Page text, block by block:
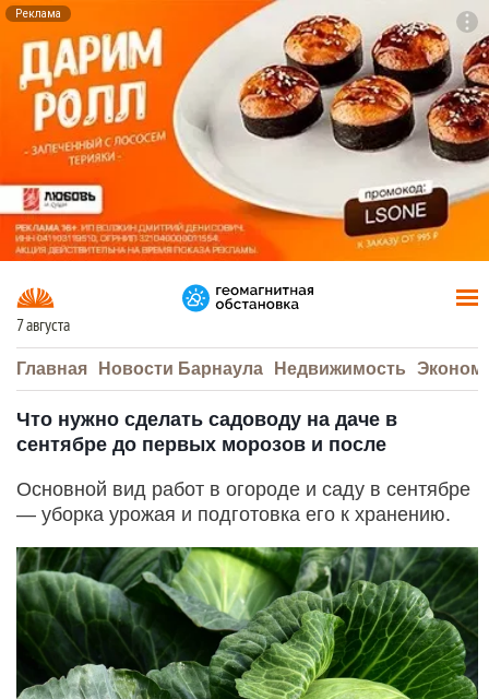
Реклама
7 августа
Главная Новости Барнаула Недвижимость
Что нужно сделать садоводу на даче в
сентябре до первых морозов и после
Основной вид работ в огороде и саду в сентябре
— уборка урожая и подготовка его к хранению.